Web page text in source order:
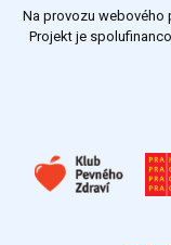
Výsledky
Na provozu webového
Projekt je